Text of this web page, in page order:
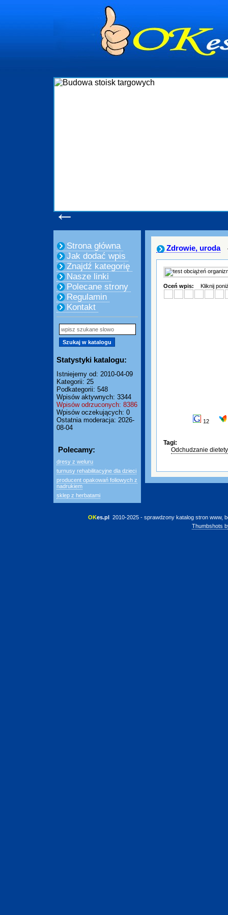
←
Strona główna
Jak dodać wpis
Znajdź kategorię
Nasze linki
Polecane strony
Regulamin
Kontakt
Statystyki katalogu:
Istniejemy od: 2010-04-09
Kategorii: 25
Podkategorii: 548
Wpisów aktywnych: 3344
Wpisów odrzuconych: 8386
Wpisów oczekujących: 0
Ostatnia moderacja: 2026-
08-04
Polecamy:
dresy z weluru
turnusy rehabilitacyjne dla dzieci
producent opakowań foliowych z
nadrukiem
sklep z herbatami
Zdrowie, uroda
Oceń wpis: Kliknij
12
Tagi:
Odchudzanie
OKes.pl 2010-2025 - sprawdzony katalog stron www,
Thumbshots